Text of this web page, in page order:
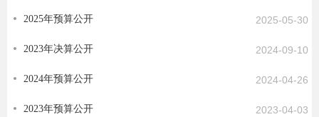
2025年预算公开 2025-05-30
2023年决算公开 2024-09-10
2024年预算公开 2024-04-26
2023年预算公开 2023-04-03